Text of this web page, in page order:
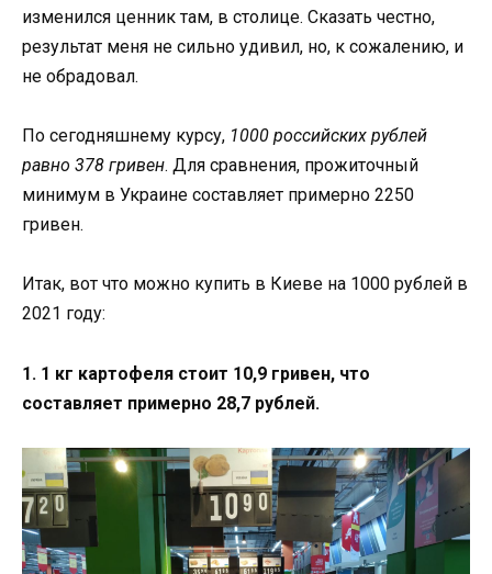
изменился ценник там, в столице. Сказать честно,
результат меня не сильно удивил, но, к сожалению, и
не обрадовал.
По сегодняшнему курсу, 1000 российских рублей
равно 378 гривен. Для сравнения, прожиточный
минимум в Украине составляет примерно 2250
гривен.
Итак, вот что можно купить в Киеве на 1000 рублей в
2021 году:
1. 1 кг картофеля стоит 10,9 гривен, что
составляет примерно 28,7 рублей.